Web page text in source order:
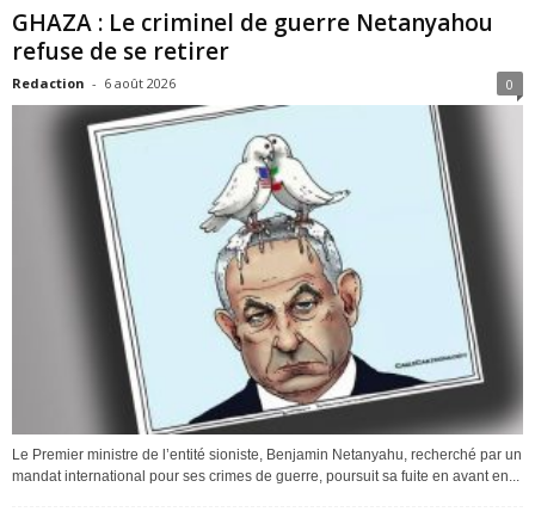
GHAZA : Le criminel de guerre Netanyahou
refuse de se retirer
Redaction - 6 août 2026 0
Le Premier ministre de l’entité sioniste, Benjamin Netanyahu, recherché par un
mandat international pour ses crimes de guerre, poursuit sa fuite en avant en...